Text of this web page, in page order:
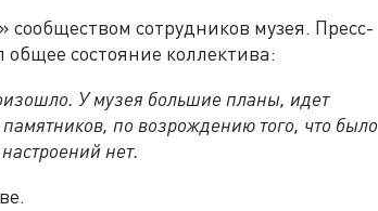
сообществом сотрудников музея. Пресс-
состояние коллектива:
У музея большие планы, идет
по возрождению того, что было
нет.